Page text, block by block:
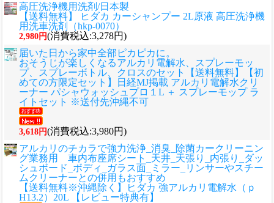
高圧洗浄機用洗剤/日本製
【送料無料】 ヒダカ カーシャンプー 2L原液 高圧洗浄機
用洗車洗剤（hkp-0070）
2,980円(消費税込:3,278円)
届いた日から家中全部ピカピカに。
おそうじが楽しくなるアルカリ電解水、スプレーモッ
プ、スプレーボトル、クロスのセット
【送料無料】【初
めての方限定セット】日経MJ掲載 アルカリ電解水クリ
ーナー パシャウォッシュプロ１L ＋ スプレーモップ ラ
イトセット ※送付先沖縄不可
3,618円(消費税込:3,980円)
アルカリのチカラで強力洗浄_消臭_除菌カークリーニン
グ業務用 車内布座席シート_天井_天張り_内張り_ダッ
シュボード_ボディ_ガラス面_ミラー_リンサーやスチー
ムクリーナーとの併用もおすすめ
【送料無料※沖縄除く】ヒダカ 強アルカリ電解水（ｐ
H13.2）20L 【レビュー特典有】